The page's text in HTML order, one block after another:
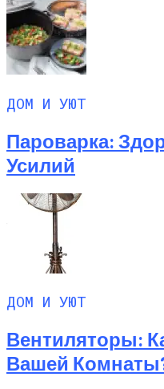
ДОМ И УЮТ
Пароварка:
Усилий
ДОМ И УЮТ
Вентиляторы:
Вашей